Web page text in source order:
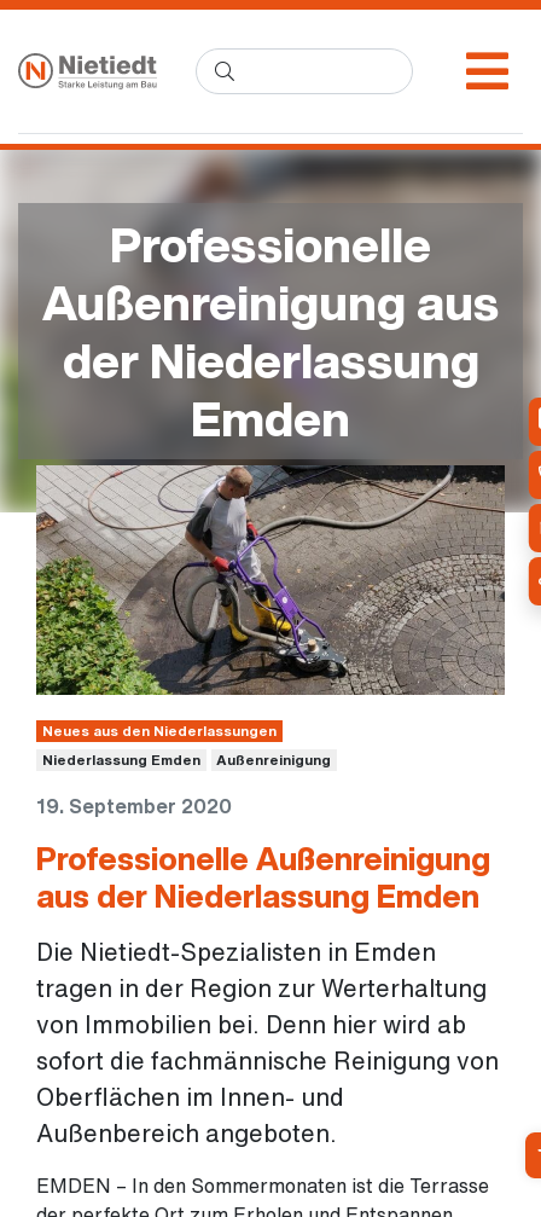
Professionelle
Außenreinigung aus
der Niederlassung
Emden
Neues aus den Niederlassungen
Niederlassung Emden
Außenreinigung
19. September 2020
Professionelle Außenreinigung
aus der Niederlassung Emden
Die Nietiedt-Spezialisten in Emden
tragen in der Region zur Werterhaltung
von Immobilien bei. Denn hier wird ab
sofort die fachmännische Reinigung von
Oberflächen im Innen- und
Außenbereich angeboten.
EMDEN – In den Sommermonaten ist die Terrasse